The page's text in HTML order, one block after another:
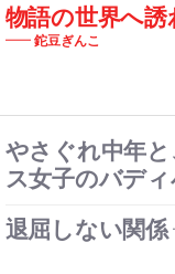
物語の世界へ誘
鉈豆ぎんこ
やさぐれ中年
ス女子のバディ
退屈しない関係